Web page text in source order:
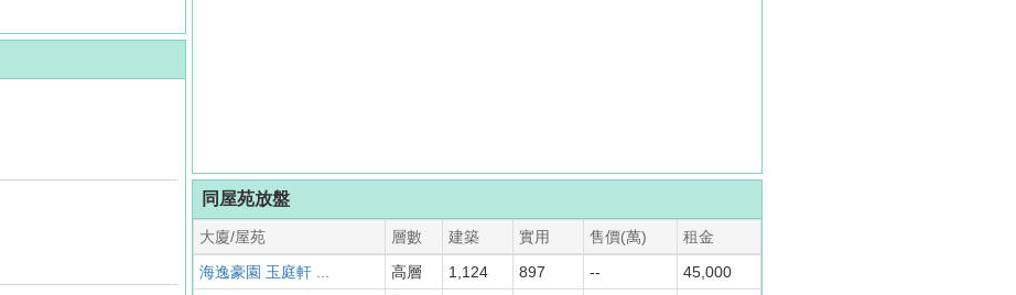
同屋苑放盤
大廈/屋苑 層數 建築 實用 售價(萬)
租金
海逸豪園 玉庭軒 ...
高層 1,124 897 --
45,000